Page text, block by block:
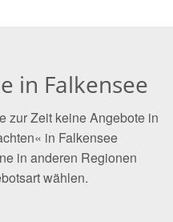
in Falkensee
zur Zeit keine Angebote in
in Falkensee
in anderen Regionen
wählen.